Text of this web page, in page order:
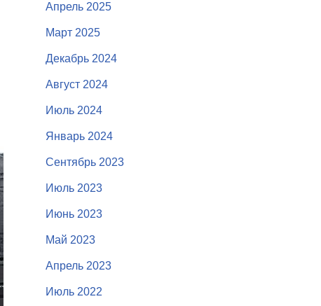
Апрель 2025
Март 2025
Декабрь 2024
Август 2024
Июль 2024
Январь 2024
Сентябрь 2023
Июль 2023
Июнь 2023
Май 2023
Апрель 2023
Июль 2022